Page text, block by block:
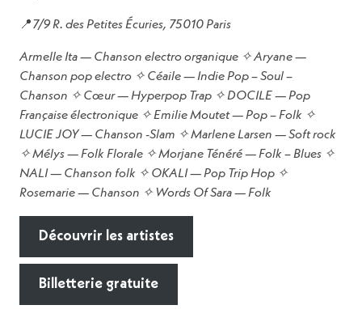
📍7/9 R. des Petites Écuries, 75010 Paris
Armelle Ita — Chanson electro organique ✧ Aryane —
Chanson pop electro ✧ Céaile — Indie Pop – Soul –
Chanson ✧ Cœur — Hyperpop Trap ✧ DOCILE — Pop
Française électronique ✧ Emilie Moutet — Pop – Folk ✧
LUCIE JOY — Chanson -Slam ✧ Marlene Larsen — Soft rock
✧ Mélys — Folk Florale ✧ Morjane Ténéré — Folk – Blues ✧
NALI — Chanson folk ✧ OKALI — Pop Trip Hop ✧
Rosemarie — Chanson ✧ Words Of Sara — Folk
Découvrir les artistes
Billetterie gratuite